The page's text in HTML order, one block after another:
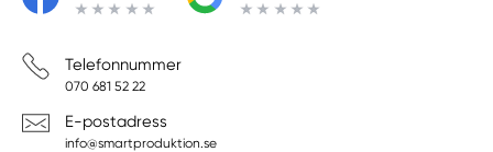
Telefonnummer
070 681 52 22
E-postadress
info@smartproduktion.se